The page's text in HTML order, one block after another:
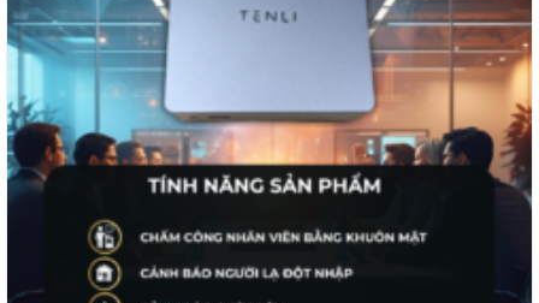
Tenli AI Box cho Chuỗi cửa hàng – Giải pháp Trí Tuệ Nhân Tạo
– Giúp Quản lý – An Toàn